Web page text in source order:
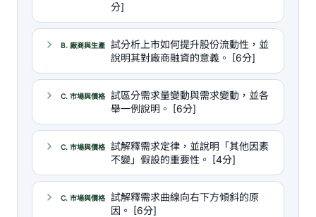
分]
B. 廠商與生產
試分析上市如何提升股份流動性，並
說明其對廠商融資的意義。 [6分]
C. 市場與價格
試區分需求量變動與需求變動，並各
舉一例說明。 [6分]
C. 市場與價格
試解釋需求定律，並說明「其他因素
不變」假設的重要性。 [4分]
C. 市場與價格
試解釋需求曲線向右下方傾斜的原
因。 [6分]